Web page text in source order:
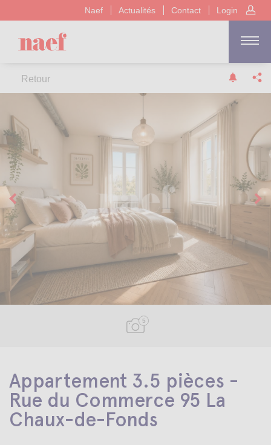
Naef Actualités Contact Login
Retour
5
Appartement 3.5 pièces -
Rue du Commerce 95 La
Chaux-de-Fonds